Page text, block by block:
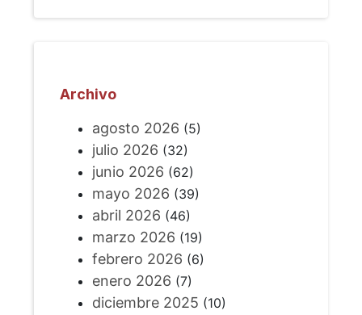
Archivo
agosto 2026 (5)
julio 2026 (32)
junio 2026 (62)
mayo 2026 (39)
abril 2026 (46)
marzo 2026 (19)
febrero 2026 (6)
enero 2026 (7)
diciembre 2025 (10)